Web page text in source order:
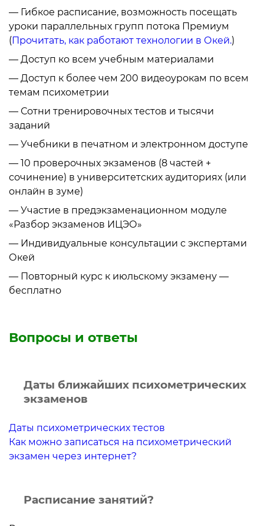
— Гибкое расписание, возможность посещать
уроки параллельных групп потока Премиум
( Прочитать, как работают технологии в Окей.)
— Доступ ко всем учебным материалами
— Доступ к более чем 200 видеоурокам по всем
темам психометрии
— Сотни тренировочных тестов и тысячи
заданий
— Учебники в печатном и электронном доступе
— 10 проверочных экзаменов (8 частей +
сочинение) в университетских аудиториях (или
онлайн в зуме)
— Участие в предэкзаменационном модуле
«Разбор экзаменов ИЦЭО»
— Индивидуальные консультации с экспертами
Окей
— Повторный курс к июльскому экзамену —
бесплатно
Вопросы и ответы
Даты ближайших психометрических
экзаменов
Даты психометрических тестов
Как можно записаться на психометрический
экзамен через интернет?
Расписание занятий?